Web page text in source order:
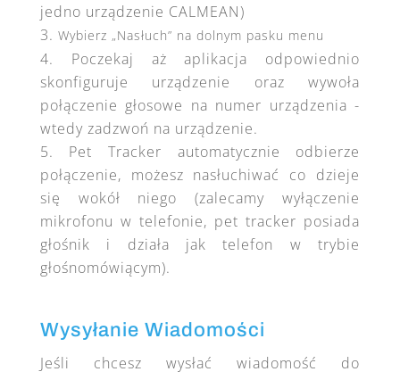
jedno urządzenie CALMEAN)
Wybierz „Nasłuch” na dolnym pasku menu
Poczekaj aż aplikacja odpowiednio
skonfiguruje urządzenie oraz wywoła
połączenie głosowe na numer urządzenia -
wtedy zadzwoń na urządzenie.
Pet Tracker automatycznie odbierze
połączenie, możesz nasłuchiwać co dzieje
się wokół niego (zalecamy wyłączenie
mikrofonu w telefonie, pet tracker posiada
głośnik i działa jak telefon w trybie
głośnomówiącym).
Wysyłanie Wiadomości
Jeśli chcesz wysłać wiadomość do